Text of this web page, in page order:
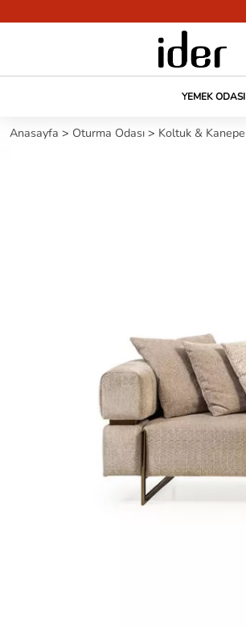
YEMEK ODASI
Anasayfa > Oturma Odası > Koltuk & Kanepe